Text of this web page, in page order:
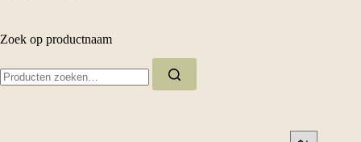
Zoek op productnaam
naar: